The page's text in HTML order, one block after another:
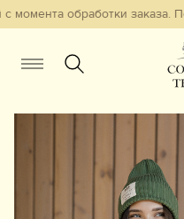
обработки заказа.
Смотреть всё